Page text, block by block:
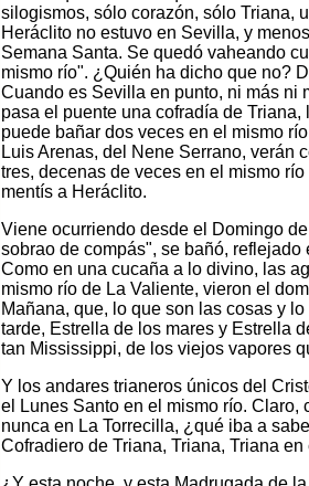
silogismos, sólo corazón, sólo Triana,
Heráclito no estuvo en Sevilla, y
Semana Santa. Se quedó vaheando
mismo río". ¿Quién ha dicho que no?
Cuando es Sevilla en punto, ni más ni
pasa el puente una cofradía de
puede bañar dos veces en el mismo
Luis Arenas, del Nene Serrano, verán
tres, decenas de veces en el mismo
mentís a Heráclito.
Viene ocurriendo desde el Domingo
sobrao de compás", se bañó,
Como en una cucaña a lo divino, las
mismo río de La Valiente, vieron el
Mañana, que, lo que son las cosas y
tarde, Estrella de los mares y Estrella
tan Mississippi, de los viejos vapores
Y los andares trianeros únicos del
el Lunes Santo en el mismo río.
nunca en La Torrecilla, ¿qué iba a
Cofradiero de Triana, Triana, Triana